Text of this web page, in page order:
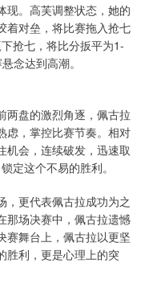
现。高芙调整状态，她的
着对垒，将比赛拖入抢七
抢七，将比分扳平为1-
念达到高潮。
两盘的激烈角逐，佩古拉
虑，掌控比赛节奏。相对
机会，连续破发，迅速取
定这个不易的胜利。
，更代表佩古拉成功为之
那场决赛中，佩古拉遗憾
赛舞台上，佩古拉以更坚
胜利，更是心理上的突